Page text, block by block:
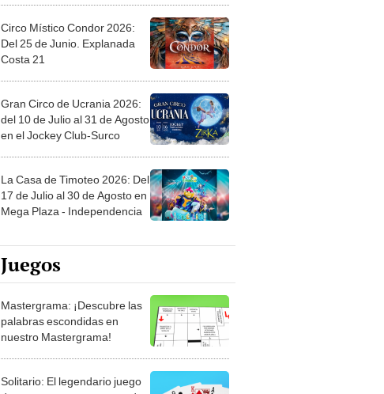
Circo Místico Condor 2026:
Del 25 de Junio. Explanada
Costa 21
Gran Circo de Ucrania 2026:
del 10 de Julio al 31 de Agosto
en el Jockey Club-Surco
La Casa de Timoteo 2026: Del
17 de Julio al 30 de Agosto en
Mega Plaza - Independencia
Juegos
Mastergrama: ¡Descubre las
palabras escondidas en
nuestro Mastergrama!
Solitario: El legendario juego